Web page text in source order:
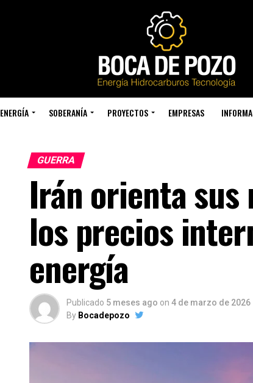
ENERGÍA SOBERANÍA PROYECTOS EMPRESAS
GUERRA
Irán orienta sus
los precios
energía
Publicado 5 meses ago on 4 de marzo de 2026
By Bocadepozo